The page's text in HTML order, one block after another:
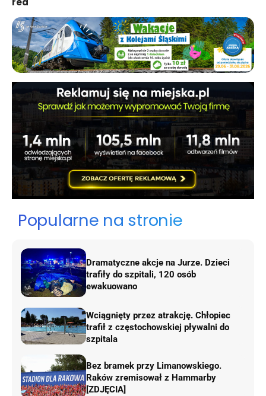
Popularne na stronie
Dramatyczne akcje na Jurze. Dzieci
trafiły do szpitali, 120 osób
ewakuowano
Wciągnięty przez atrakcję. Chłopiec
trafił z częstochowskiej pływalni do
szpitala
Bez bramek przy Limanowskiego.
Raków zremisował z Hammarby
[ZDJĘCIA]